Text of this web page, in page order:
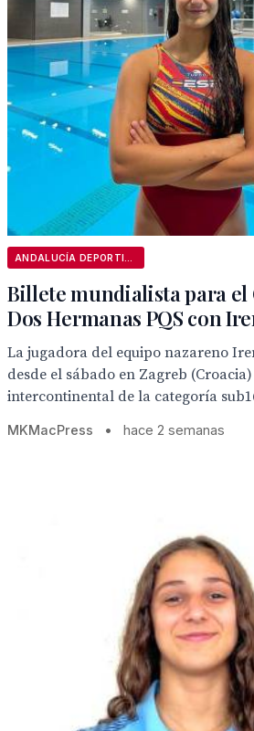
Billete mundialista para el
Dos Hermanas PQS con
La jugadora del equipo nazareno
desde el sábado en Zagreb
intercontinental de la categoría
MKMacPress • hace 2 semanas